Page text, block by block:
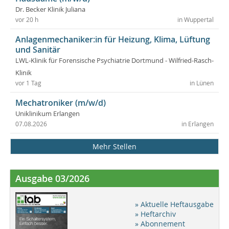
Dr. Becker Klinik Juliana
in Wuppertal
vor 20 h
Anlagenmechaniker:in für Heizung, Klima, Lüftung
und Sanitär
LWL-Klinik für Forensische Psychiatrie Dortmund - Wilfried-Rasch-
Klinik
in Lünen
vor 1 Tag
Mechatroniker (m/w/d)
Uniklinikum Erlangen
in Erlangen
07.08.2026
Mehr Stellen
Ausgabe 03/2026
» Aktuelle Heftausgabe
» Heftarchiv
» Abonnement